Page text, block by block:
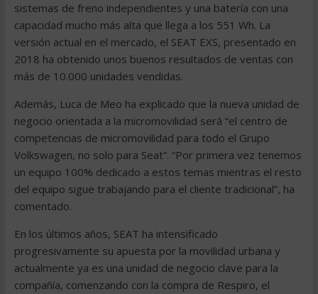
sistemas de freno independientes y una batería con una
capacidad mucho más alta que llega a los 551 Wh. La
versión actual en el mercado, el SEAT EXS, presentado en
2018 ha obtenido unos buenos resultados de ventas con
más de 10.000 unidades vendidas.
Además, Luca de Meo ha explicado que la nueva unidad de
negocio orientada a la micromovilidad será “el centro de
competencias de micromovilidad para todo el Grupo
Volkswagen, no solo para Seat”. “Por primera vez tenemos
un equipo 100% dedicado a estos temas mientras el resto
del equipo sigue trabajando para el cliente tradicional”, ha
comentado.
En los últimos años, SEAT ha intensificado
progresivamente su apuesta por la movilidad urbana y
actualmente ya es una unidad de negocio clave para la
compañía, comenzando con la compra de Respiro, el